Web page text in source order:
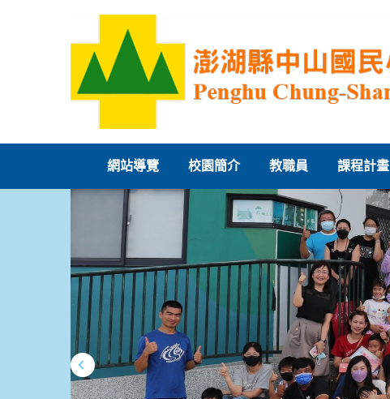
網站導覽 校園簡介 教職員 課程計畫